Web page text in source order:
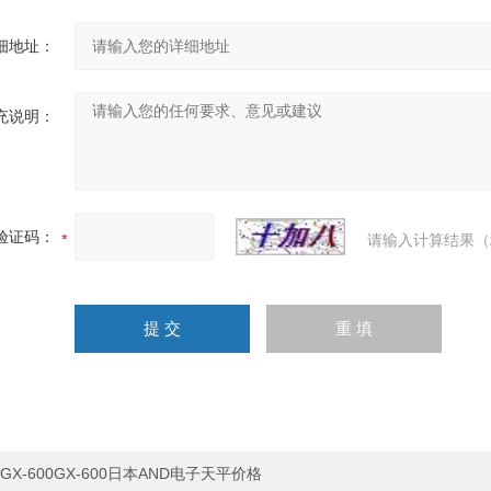
地址：
说明：
证码： 请输入计算结果
GX-600GX-600日本AND电子天平价格